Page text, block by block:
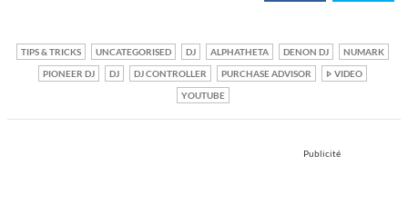
TIPS & TRICKS UNCATEGORISED DJ ALPHATHETA DENON DJ
NUMARK
PIONEER DJ
DJ DJ CONTROLLER PURCHASE ADVISOR
VIDEO
YOUTUBE
Publicité